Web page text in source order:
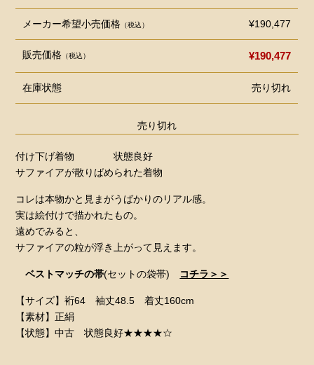
メーカー希望小売価格 （税込） ¥190,477
販売価格 （税込） ¥190,477
在庫状態 売り切れ
売り切れ
付け下げ着物 状態良好
サファイアが散りばめられた着物
コレは本物かと見まがうばかりのリアル感。
実は絵付けで描かれたもの。
遠めでみると、
サファイアの粒が浮き上がって見えます。
ベストマッチの帯(セットの袋帯) コチラ＞＞
【サイズ】裄64 袖丈48.5 着丈160cm
【素材】正絹
【状態】中古 状態良好★★★★☆